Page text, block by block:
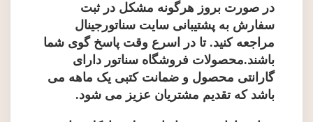
در صورت بروز هرگونه مشکل در ثبت
سفارش به پشتیبانی سایت سناتورجینال
مراجعه کنید. تا در اسرع وقت پاسخ گوی شما
باشند.محصولات فروشگاه سناتور دارای
گارانتی محصول و ضمانت کتبی یک ماهه می
باشد که تقدیم مشتریان عزیز می شود.